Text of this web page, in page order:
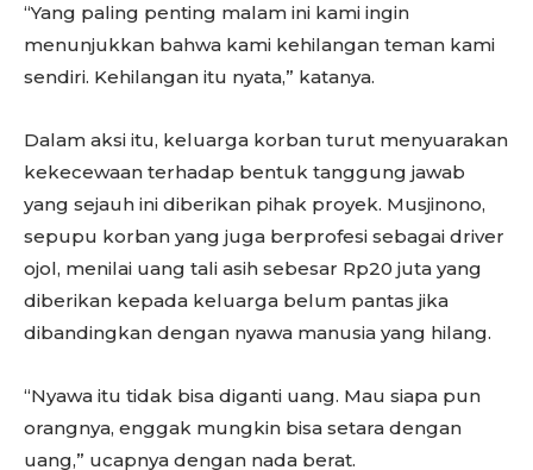
“Yang paling penting malam ini kami ingin
menunjukkan bahwa kami kehilangan teman kami
sendiri. Kehilangan itu nyata,” katanya.
Dalam aksi itu, keluarga korban turut menyuarakan
kekecewaan terhadap bentuk tanggung jawab
yang sejauh ini diberikan pihak proyek. Musjinono,
sepupu korban yang juga berprofesi sebagai driver
ojol, menilai uang tali asih sebesar Rp20 juta yang
diberikan kepada keluarga belum pantas jika
dibandingkan dengan nyawa manusia yang hilang.
“Nyawa itu tidak bisa diganti uang. Mau siapa pun
orangnya, enggak mungkin bisa setara dengan
uang,” ucapnya dengan nada berat.